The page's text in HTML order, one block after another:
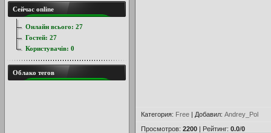
Категория: Free | Добавил: Andrey_Pol
Просмотров: 2200 | Рейтинг: 0.0/0
Сейчас online
Онлайн всього: 27
Гостей: 27
Користувачів: 0
Облако тегов